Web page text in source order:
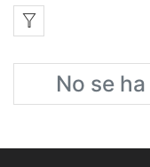
No se